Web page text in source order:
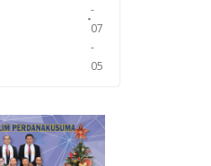
-
07
-
05